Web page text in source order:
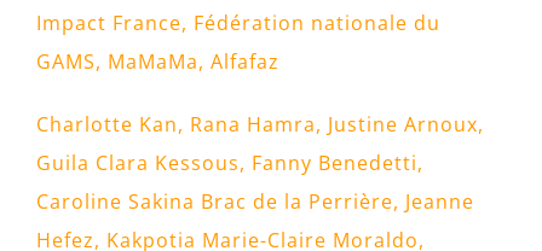
Impact France, Fédération nationale du
GAMS, MaMaMa, Alfafaz
Charlotte Kan, Rana Hamra, Justine Arnoux,
Guila Clara Kessous, Fanny Benedetti,
Caroline Sakina Brac de la Perrière, Jeanne
Hefez, Kakpotia Marie-Claire Moraldo,